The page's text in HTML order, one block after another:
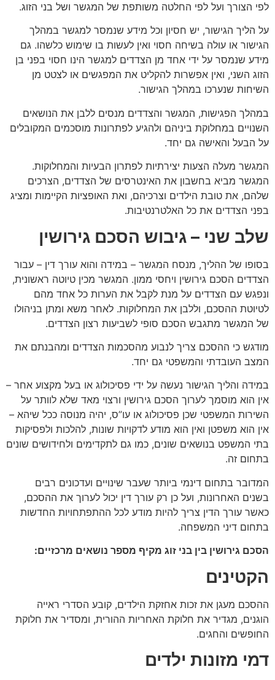
לפי הצורך ועל לפי החלטה משותפת של המגשר ושל בני הזוג.
על הליך הגישור, יש חסיון וכל מידע שנמסר למגשר במהלך
הגישור או עולה בשיחה חסוי ואין לעשות בו שימוש כלשהו. גם
מידע שנמסר על ידי אחד מן הצדדים למגשר הינו חסוי בפני בן
הזוג השני, ואין אפשרות להקליט את המפגשים או לצטט מן
השיחות שנערכו במהלך הגישור.
במהלך הפגישות, המגשר והצדדים מנסים ללבן את הנושאים
השנויים במחלוקת ביניהם ולהגיע לפתרונות מוסכמים המקובלים
על הבעל והאישה גם יחד.
המגשר מעלה הצעות יצירתיות לפתרון הבעיות והמחלוקות.
המגשר מביא בחשבון את האינטרסים של הצדדים, הצרכים
שלהם, את טובת הילדים וצרכיהם, ואת האופציות הקיימות ומציג
בפני הצדדים את כל האלטרנטיבות.
שלב שני – גיבוש הסכם גירושין
בסופו של ההליך, מנסח המגשר – במידה והוא עורך דין – עבור
הצדדים הסכם גירושין ויחסי ממון. המגשר מכין טיוטה ראשונית,
ונפגש עם הצדדים על מנת לקבל את הערות כל אחד מהם
לטיוטת ההסכם, וללבן את המחלוקות. לאחר משא ומתן בניהולו
של המגשר מתגבש הסכם סופי לשביעות רצון הצדדים.
מודגש כי ההסכם צריך לנבוע מהסכמות הצדדים ומהבנתם את
המצב העובדתי והמשפטי גם יחד.
במידה והליך הגישור נעשה על ידי פסיכולוג או בעל מקצוע אחר –
אין הוא מוסמך לערוך הסכם גירושין ורצוי מאד שלא לוותר על
השירות המשפטי שכן פסיכולוג או עו”ס, יהיה מנוסה ככל שיהא –
אין הוא משפטן ואין הוא מודע לדקויות שונות, להלכות ולפסיקות
בתי המשפט בנושאים שונים, כמו גם לתקדימים ולחידושים שונים
בתחום זה.
המדובר בתחום דינמי ביותר שעבר שינויים ועדכונים רבים
בשנים האחרונות, ועל כן רק עורך דין יכול לערוך את ההסכם,
כאשר עורך הדין צריך להיות מודע לכל ההתפתחויות החדשות
בתחום דיני המשפחה.
הסכם גירושין בין בני זוג מקיף מספר נושאים מרכזיים:
הקטינים
ההסכם מעגן את זכות אחזקת הילדים, קובע הסדרי ראייה
הוגנים, מגדיר את חלוקת האחריות ההורית, ומסדיר את חלוקת
החופשים והחגים.
דמי מזונות ילדים